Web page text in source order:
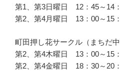
第1、第3日曜日 12：45～14
第2、第4月曜日 13：00～15
町田押し花サークル（まちだ中
第2、第4木曜日 13：00～15
第2、第4金曜日 18：30～20